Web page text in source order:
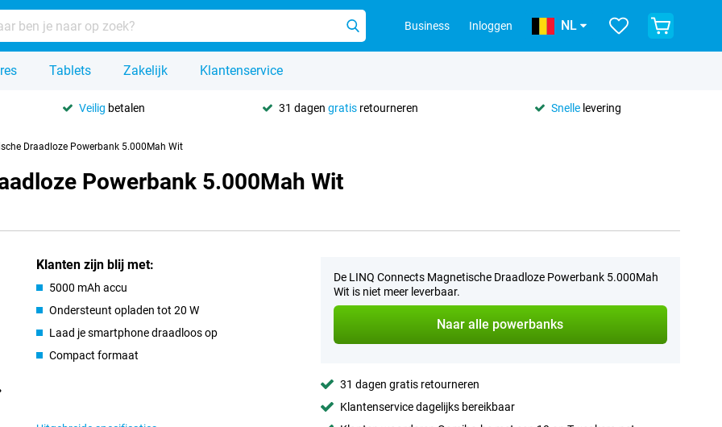
Business Inloggen NL
Tablets Zakelijk Klantenservice
Veilig betalen 31 dagen gratisretourneren Snelle levering
Draadloze Powerbank 5.000Mah Wit
Powerbank 5.000Mah Wit
Klanten zijn blij met:
5000 mAh accu
Ondersteunt opladen tot 20 W
Laad je smartphone draadloos op
Compact formaat
De LINQ Connects Magnetische Draadloze Powerbank 5.000Mah
Wit is niet meer leverbaar.
Naar alle powerbanks
31 dagen gratis retourneren
Klantenservice dagelijks bereikbaar